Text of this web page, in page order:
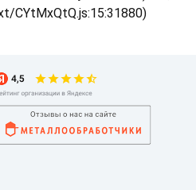
CYtMxQtQ.js:15:31880)